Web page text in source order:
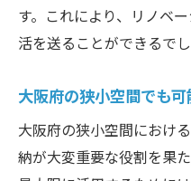
リノベーション
暮らし
大阪府の快適な
納
リノベーション
す。これにより、リノベ
活を送ることができるでし
大阪府の狭小空間でも
大阪府の狭小空間におけ
納が大変重要な役割を果